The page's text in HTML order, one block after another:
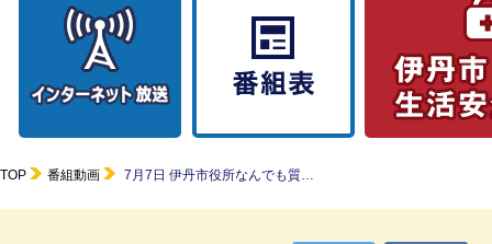
TOP 番組動画 7月7日 伊丹市役所なんでも質…